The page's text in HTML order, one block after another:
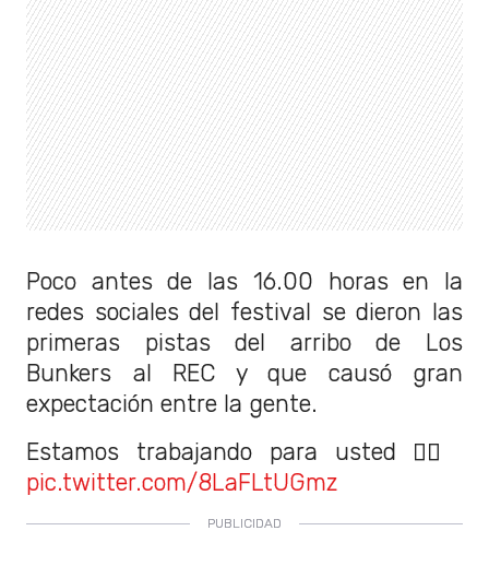
Poco antes de las 16.00 horas en la
redes sociales del festival se dieron las
primeras pistas del arribo de Los
Bunkers al REC y que causó gran
expectación entre la gente.
Estamos trabajando para usted ❤️‍🔥
pic.twitter.com/8LaFLtUGmz